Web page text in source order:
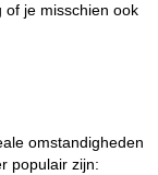
of je misschien ook
omstandigheden
populair zijn: